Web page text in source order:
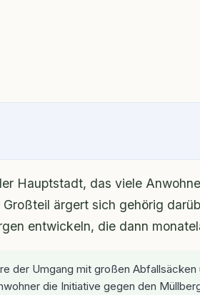
Hauptstadt, das viele
ärgert sich gehörig
entwickeln, die dann
der Umgang mit großen
die Initiative gegen den